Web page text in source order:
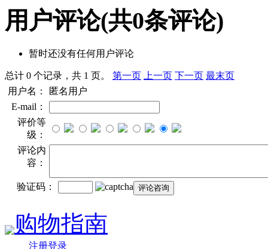
用户评论(共0条评论)
暂时还没有任何用户评论
总计 0 个记录，共 1 页。 第一页 上一页 下一页 最末页
用户名：
匿名用户
E-mail：
评价等
级：
评论内
容：
验证码：
购物指南
注册登录